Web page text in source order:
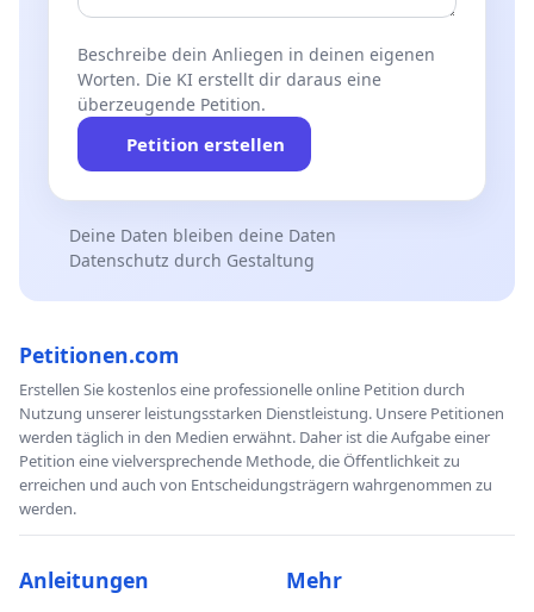
Beschreibe dein Anliegen in deinen eigenen
Worten. Die KI erstellt dir daraus eine
überzeugende Petition.
Petition erstellen
Deine Daten bleiben deine Daten
Datenschutz durch Gestaltung
Petitionen.com
Erstellen Sie kostenlos eine professionelle online Petition durch
Nutzung unserer leistungsstarken Dienstleistung. Unsere Petitionen
werden täglich in den Medien erwähnt. Daher ist die Aufgabe einer
Petition eine vielversprechende Methode, die Öffentlichkeit zu
erreichen und auch von Entscheidungsträgern wahrgenommen zu
werden.
Anleitungen Mehr